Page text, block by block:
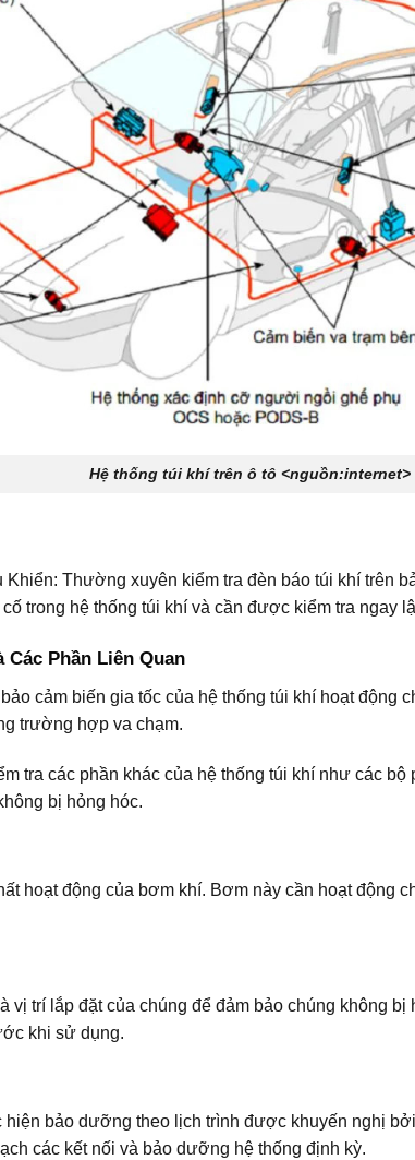
Hệ thống túi khí trên ô tô <nguồn:internet>
Thường xuyên kiểm tra đèn báo túi khí trên
trong hệ thống túi khí và cần được kiểm tra ngay
Các Phần Liên Quan
cảm biến gia tốc của hệ thống túi khí hoạt động
trường hợp va chạm.
tra các phần khác của hệ thống túi khí như các
bị hỏng hóc.
hoạt động của bơm khí. Bơm này cần hoạt động
vị trí lắp đặt của chúng để đảm bảo chúng không
khi sử dụng.
hiện bảo dưỡng theo lịch trình được khuyến nghị
các kết nối và bảo dưỡng hệ thống định kỳ.